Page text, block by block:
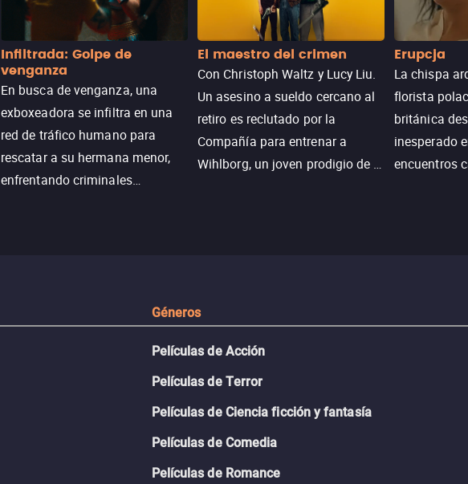
Infiltrada: Golpe de
venganza
En busca de venganza, una
exboxeadora se infiltra en una
red de tráfico humano para
rescatar a su hermana menor,
enfrentando criminales
El maestro del crimen
Con Christoph Waltz y Lucy Liu.
Un asesino a sueldo cercano al
retiro es reclutado por la
Compañía para entrenar a
Wihlborg, un joven prodigio de la
Erupcja
La chispa
florista
británica
inesperado
encuentros
Géneros
Películas de Acción
Películas de Terror
Películas de Ciencia ficción y fantasía
Películas de Comedia
Películas de Romance